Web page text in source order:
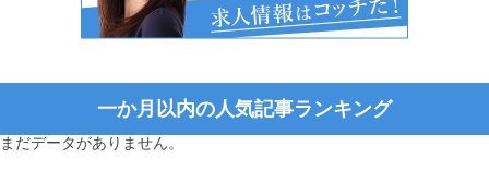
一か月以内の人気記事ランキング
まだデータがありません。